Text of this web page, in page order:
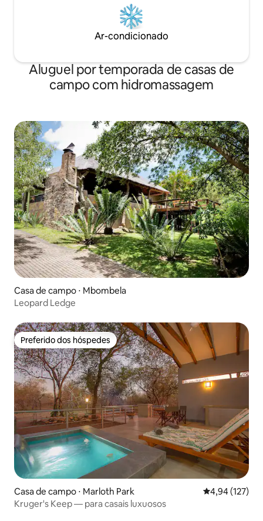
Ar-condicionado
Aluguel por temporada de casas de
campo com hidromassagem
Casa de campo ⋅ Mbombela
Leopard Ledge
Preferido dos hóspedes
Preferido dos hóspedes
Casa de campo ⋅ Marloth Park 4,94 de uma
4,94 (127)
Kruger's Keep — para casais luxuosos